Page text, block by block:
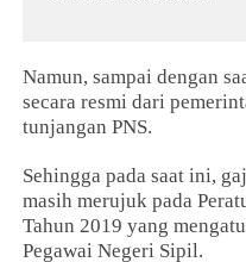
Namun, sampai dengan
secara resmi dari
tunjangan PNS.
Sehingga pada saat ini,
masih merujuk pada
Tahun 2019 yang
Pegawai Negeri Sipil.